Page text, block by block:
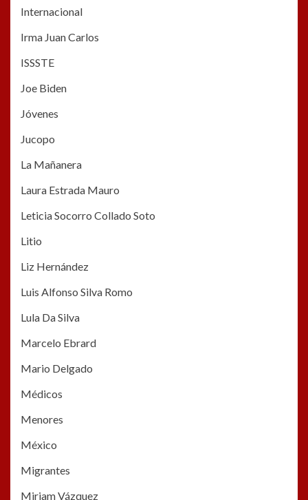
Internacional
Irma Juan Carlos
ISSSTE
Joe Biden
Jóvenes
Jucopo
La Mañanera
Laura Estrada Mauro
Leticia Socorro Collado Soto
Litio
Liz Hernández
Luis Alfonso Silva Romo
Lula Da Silva
Marcelo Ebrard
Mario Delgado
Médicos
Menores
México
Migrantes
Miriam Vázquez